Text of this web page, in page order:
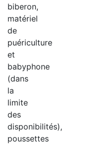
biberon,
matériel
de
puériculture
et
babyphone
(dans
la
limite
des
disponibilités),
poussettes